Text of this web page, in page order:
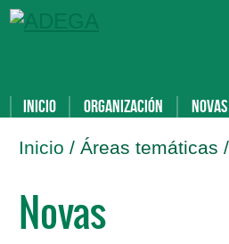
Inicio Organización Novas
Inicio / Áreas temáticas
Novas